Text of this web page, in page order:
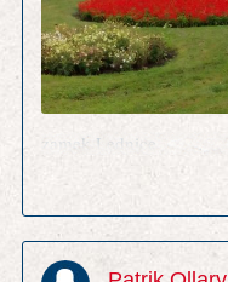
zamek Lednice